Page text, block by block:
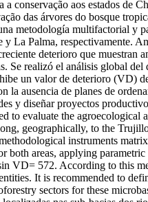
conservação aos estados de
das árvores do bosque
metodología multifactorial y
Palma, respectivamente.
deterioro que muestran
realizó el análisis global del
un valor de deterioro (VD)
ausencia de planes de
y diseñar proyectos
to evaluate the
geographically, to the
instruments
areas, applying
VD= 572. According to this
It is recommended to
sectors for these